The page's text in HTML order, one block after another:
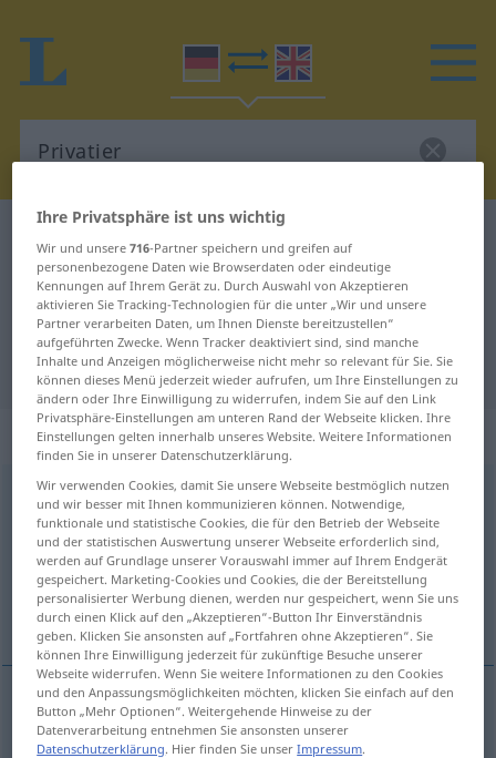
Deutsch-Englisch Übersetzung für
"Privatier"
"Privatier" Englisch Übersetzung
„Privatier“: Maskulinum
Privatier [privaˈtɪ̆eː]m <Privatiers;Privatiers> (FR.) OBS
Übersicht aller Übersetzungen
(Für mehr Details die Übersetzung anklicken/antippen)
person of private means pensioner
personofprivatemeans Privatiermit Vermögen
Ihre Privatsphäre ist uns wichtig
Wir und unsere716-Partner speichern und greifen auf
personenbezogene Daten wie Browserdaten oder eindeutige
Kennungen auf Ihrem Gerät zu. Durch Auswahl von Akzeptieren
aktivieren Sie Tracking-Technologien für die unter „Wir und unsere
Partner verarbeiten Daten, um Ihnen Dienste bereitzustellen“
aufgeführten Zwecke. Wenn Tracker deaktiviert sind, sind manche
Inhalte und Anzeigen möglicherweise nicht mehr so relevant für Sie. Sie
können dieses Menü jederzeit wieder aufrufen, um Ihre Einstellungen zu
ändern oder Ihre Einwilligung zu widerrufen, indem Sie auf den Link
Privatsphäre-Einstellungen am unteren Rand der Webseite klicken. Ihre
Einstellungen gelten innerhalb unseres Website. Weitere Informationen
finden Sie in unserer Datenschutzerklärung.
Wir verwenden Cookies, damit Sie unsere Webseite bestmöglich nutzen
und wir besser mit Ihnen kommunizieren können. Notwendige,
funktionale und statistische Cookies, die für den Betrieb der Webseite
und der statistischen Auswertung unserer Webseite erforderlich sind,
werden auf Grundlage unserer Vorauswahl immer auf Ihrem Endgerät
gespeichert. Marketing-Cookies und Cookies, die der Bereitstellung
personalisierter Werbung dienen, werden nur gespeichert, wenn Sie uns
durch einen Klick auf den „Akzeptieren“-Button Ihr Einverständnis
geben. Klicken Sie ansonsten auf „Fortfahren ohne Akzeptieren“. Sie
können Ihre Einwilligung jederzeit für zukünftige Besuche unserer
Webseite widerrufen. Wenn Sie weitere Informationen zu den Cookies
und den Anpassungsmöglichkeiten möchten, klicken Sie einfach auf den
Button „Mehr Optionen“. Weitergehende Hinweise zu der
Datenverarbeitung entnehmen Sie ansonsten unserer
Datenschutzerklärung. Hier finden Sie unserImpressum.